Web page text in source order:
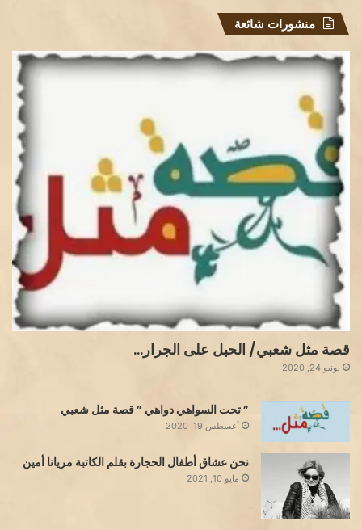
منشورات شائعة
قصة مثل شعبي/ الحبل على الجرار…
يونيو 24, 2020
” تحت السواهي دواهي ” قصة مثل شعبي
أغسطس 19, 2020
نحن عشاق أطفال الحجارة بقلم الكاتبة مريانا أمين
مايو 10, 2021